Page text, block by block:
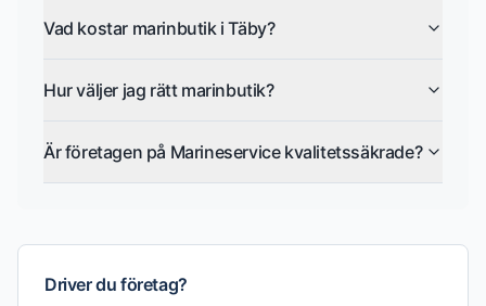
Vad kostar marinbutik i Täby?
Hur väljer jag rätt marinbutik?
Är företagen på Marineservice kvalitetssäkrade?
Driver du företag?